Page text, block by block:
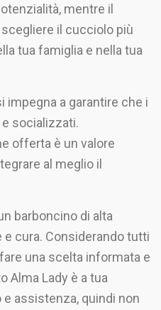
mentre il
il cucciolo più
tua famiglia e nella tua
impegna a garantire che i
socializzati.
offerta è un valore
al meglio il
barboncino di alta
cura. Considerando tutti
una scelta informata e
Alma Lady è a tua
assistenza, quindi non